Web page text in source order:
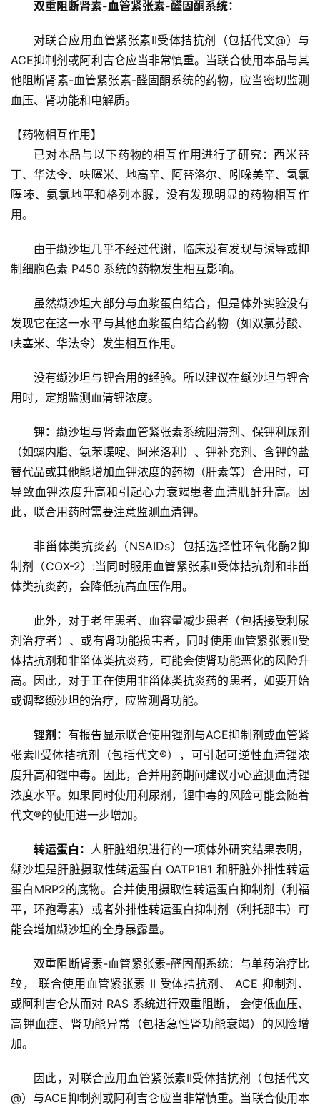
双重阻断肾素-血管紧张素-醛固酮系统：
对联合应用血管紧张素II受体拮抗剂（包括代文@）与
ACE抑制剂或阿利吉仑应当非常慎重。当联合使用本品与其
他阻断肾素-血管紧张素-醛固酮系统的药物，应当密切监测
血压、肾功能和电解质。
【药物相互作用】
已对本品与以下药物的相互作用进行了研究：西米替
丁、华法令、呋噻米、地高辛、阿替洛尔、吲哚美辛、氢氯
噻嗪、氨氯地平和格列本脲，没有发现明显的药物相互作
用。
由于缬沙坦几乎不经过代谢，临床没有发现与诱导或抑
制细胞色素 P450 系统的药物发生相互影响。
虽然缬沙坦大部分与血浆蛋白结合，但是体外实验没有
发现它在这一水平与其他血浆蛋白结合药物（如双氯芬酸、
呋塞米、华法令）发生相互作用。
没有缬沙坦与锂合用的经验。所以建议在缬沙坦与锂合
用时，定期监测血清锂浓度。
钾：缬沙坦与肾素血管紧张素系统阻滞剂、保钾利尿剂
（如螺内脂、氨苯喋啶、阿米洛利）、钾补充剂、含钾的盐
替代品或其他能增加血钾浓度的药物（肝素等）合用时，可
导致血钾浓度升高和引起心力衰竭患者血清肌酐升高。因
此，联合用药时需要注意监测血清钾。
非甾体类抗炎药（NSAIDs）包括选择性环氧化酶2抑
制剂（COX-2）:当同时服用血管紧张素II受体拮抗剂和非甾
体类抗炎药，会降低抗高血压作用。
此外，对于老年患者、血容量减少患者（包括接受利尿
剂治疗者）、或有肾功能损害者，同时使用血管紧张素II受
体拮抗剂和非甾体类抗炎药，可能会使肾功能恶化的风险升
高。因此，对于正在使用非甾体类抗炎药的患者，如要开始
或调整缬沙坦的治疗，应监测肾功能。
锂剂：有报告显示联合使用锂剂与ACE抑制剂或血管紧
张素II受体拮抗剂（包括代文®），可引起可逆性血清锂浓
度升高和锂中毒。因此，合并用药期间建议小心监测血清锂
浓度水平。如果同时使用利尿剂，锂中毒的风险可能会随着
代文®的使用进一步增加。
转运蛋白： 人肝脏组织进行的一项体外研究结果表明，
缬沙坦是肝脏摄取性转运蛋白 OATP1B1 和肝脏外排性转运
蛋白MRP2的底物。合并使用摄取性转运蛋白抑制剂（利福
平，环孢霉素）或者外排性转运蛋白抑制剂（利托那韦）可
能会增加缬沙坦的全身暴露量。
双重阻断肾素-血管紧张素-醛固酮系统：与单药治疗比
较， 联合使用血管紧张素 II 受体拮抗剂、 ACE 抑制剂、
或阿利吉仑从而对 RAS 系统进行双重阻断， 会使低血压、
高钾血症、肾功能异常（包括急性肾功能衰竭）的风险增
加。
因此，对联合应用血管紧张素II受体拮抗剂（包括代文
@）与ACE抑制剂或阿利吉仑应当非常慎重。当联合使用本